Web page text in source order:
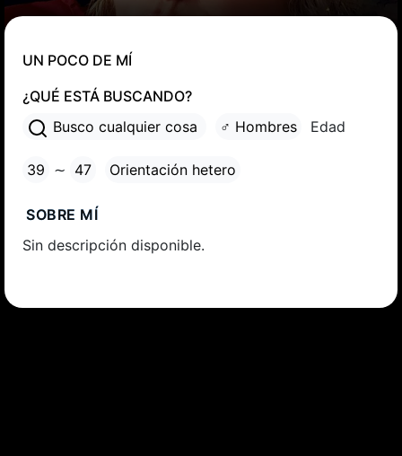
UN POCO DE MÍ
¿QUÉ ESTÁ BUSCANDO?
Busco cualquier cosa
♂ Hombres Edad
39 ∼ 47 Orientación hetero
SOBRE MÍ
Sin descripción disponible.